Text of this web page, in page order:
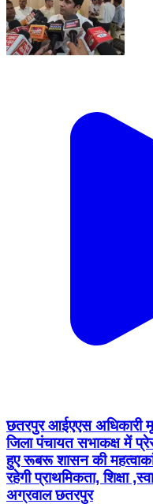
छतरपुर आईएएस अधिकारी
जिला पंचायत सभाकक्ष में
हुए रूबरू शासन की
रहेगी प्राथमिकता, शिक्षा
अग्रवाल छतरपुर